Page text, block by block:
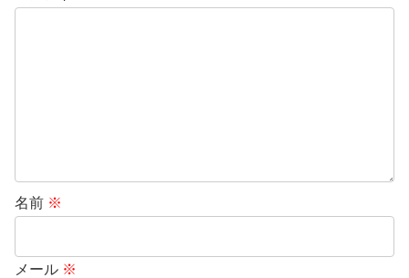
名前 ※
メール ※